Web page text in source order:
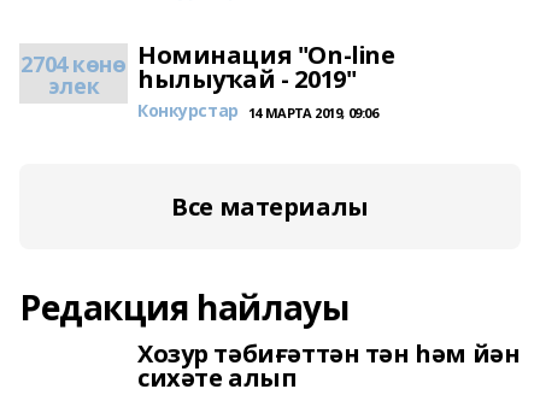
2704 көнө
элек
Номинация "On-line
һылыуҡай - 2019"
Конкурстар 14 МАРТА 2019, 09:06
Все материалы
Редакция һайлауы
Хозур тәбиғәттән тән һәм йән
сихәте алып